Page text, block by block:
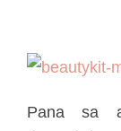
Pana sa